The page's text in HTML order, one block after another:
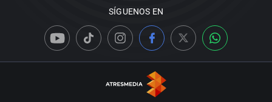
SÍGUENOS EN